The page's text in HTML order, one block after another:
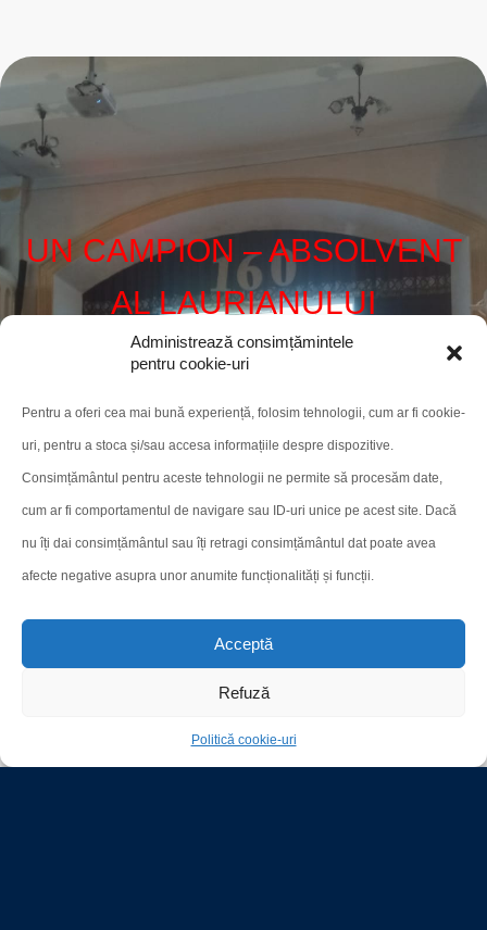
Administrează consimțămintele
pentru cookie-uri
Pentru a oferi cea mai bună experiență, folosim tehnologii, cum ar fi cookie-
uri, pentru a stoca și/sau accesa informațiile despre dispozitive.
Consimțământul pentru aceste tehnologii ne permite să procesăm date,
cum ar fi comportamentul de navigare sau ID-uri unice pe acest site. Dacă
nu îți dai consimțământul sau îți retragi consimțământul dat poate avea
afecte negative asupra unor anumite funcționalități și funcții.
Acceptă
Refuză
Politică cookie-uri
UN CAMPION – ABSOLVENT
AL LAURIANULUI